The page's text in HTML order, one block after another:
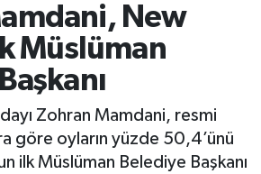
New
Müslüman
Zohran Mamdani, resmi
göre oyların yüzde 50,4’ünü
ilk Müslüman Belediye Başkanı
Durumu ve Fikstür